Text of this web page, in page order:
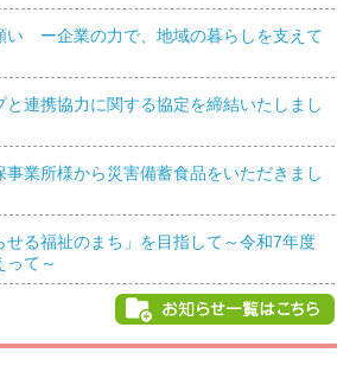
い ー企業の力で、地域の暮らしを支えて
連携協力に関する協定を締結いたしまし
業所様から災害備蓄食品をいただきまし
せる福祉のまち」を目指して～令和7年度
って～